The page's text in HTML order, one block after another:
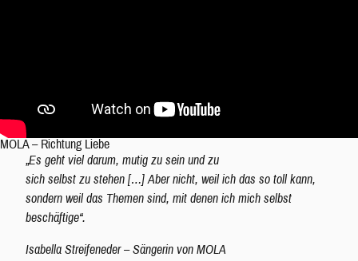
MOLA – Richtung Liebe
„Es geht viel darum, mutig zu sein und zu
sich selbst zu stehen […] Aber nicht, weil ich das so toll kann,
sondern weil das Themen sind, mit denen ich mich selbst
beschäftige“.
Isabella Streifeneder – Sängerin von MOLA